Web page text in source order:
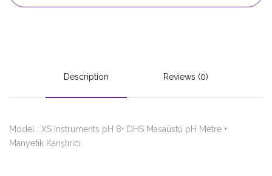
Description Reviews (0)
Model : XS Instruments pH 8+ DHS Masaüstü pH Metre +
Manyetik Karıştırıcı